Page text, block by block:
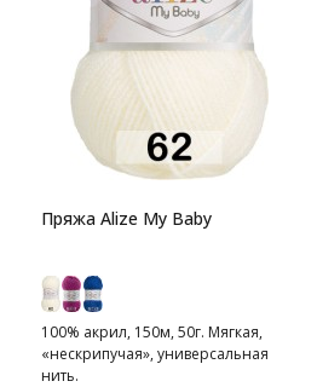
Пряжа Alize My Baby
100% акрил, 150м, 50г. Мягкая,
«нескрипучая», универсальная
нить.